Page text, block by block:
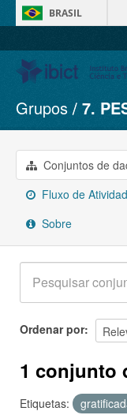
BRASIL
Conjuntos de
Organizações
Grupos
Sobre
Grupos 7.
Conjuntos de
Fluxo de
Sobre
Ordenar por
1 conjunto
Etiquetas: